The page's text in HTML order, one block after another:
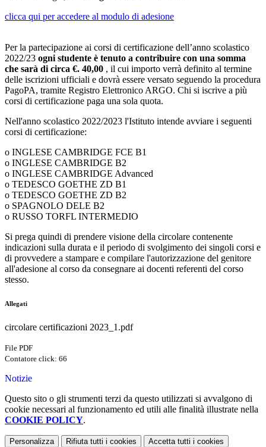
clicca qui per accedere al modulo di adesione
Per la partecipazione ai corsi di certificazione dell’anno scolastico
2022/23 ogni studente è tenuto a contribuire con una somma
che sarà di circa €. 40,00 , il cui importo verrà definito al termine
delle iscrizioni ufficiali e dovrà essere versato seguendo la procedura
PagoPA, tramite Registro Elettronico ARGO. Chi si iscrive a più
corsi di certificazione paga una sola quota.
Nell'anno scolastico 2022/2023 l'Istituto intende avviare i seguenti
corsi di certificazione:
o INGLESE CAMBRIDGE FCE B1
o INGLESE CAMBRIDGE B2
o INGLESE CAMBRIDGE Advanced
o TEDESCO GOETHE ZD B1
o TEDESCO GOETHE ZD B2
o SPAGNOLO DELE B2
o RUSSO TORFL INTERMEDIO
Si prega quindi di prendere visione della circolare contenente
indicazioni sulla durata e il periodo di svolgimento dei singoli corsi e
di provvedere a stampare e compilare l'autorizzazione del genitore
all'adesione al corso da consegnare ai docenti referenti del corso
stesso.
Allegati
circolare certificazioni 2023_1.pdf
File PDF
Contatore click: 66
Notizie
Questo sito o gli strumenti terzi da questo utilizzati si avvalgono di
cookie necessari al funzionamento ed utili alle finalità illustrate nella
COOKIE POLICY.
Personalizza Rifiuta tutti i cookies Accetta tutti i cookies